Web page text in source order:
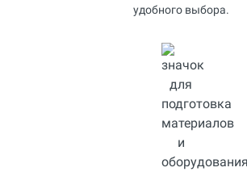
удобного выбора.